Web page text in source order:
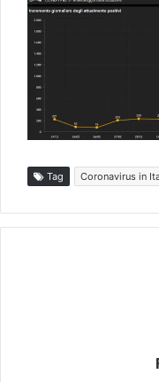
Tag Coronavirus in